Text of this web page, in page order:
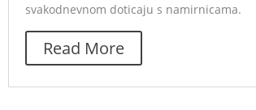
svakodnevnom doticaju s namirnicama.
Read More